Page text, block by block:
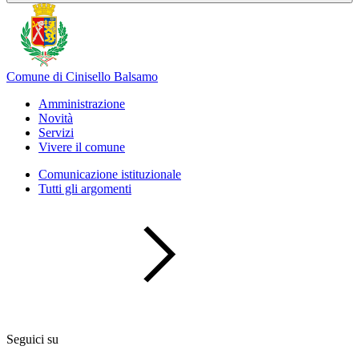
Comune di Cinisello Balsamo
Amministrazione
Novità
Servizi
Vivere il comune
Comunicazione istituzionale
Tutti gli argomenti
Seguici su